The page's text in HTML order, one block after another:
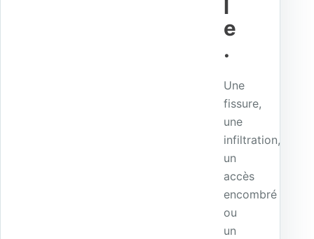
l
e
.
Une
fissure,
une
infiltration,
un
accès
encombré
ou
un